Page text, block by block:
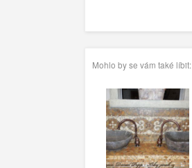
Mohlo by se vám také líbit: